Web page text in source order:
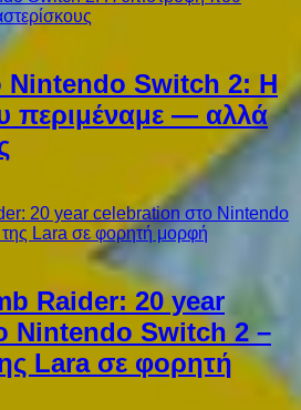
Nintendo Switch 2: Η
περιμέναμε — αλλά
Raider: 20 year
Nintendo Switch 2 –
Lara σε φορητή